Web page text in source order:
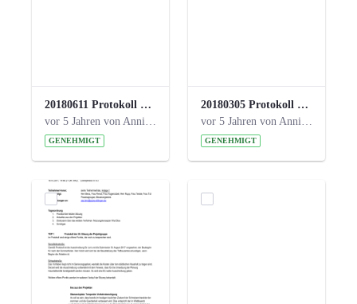
20180611 Protokoll 23. Steuerungskreis.pdf
vor 5 Jahren von Anni Schlumberger
GENEHMIGT
20180305 Protokoll 22. Steuerungskreis.pdf
vor 5 Jahren von Anni Schlumberger
GENEHMIGT